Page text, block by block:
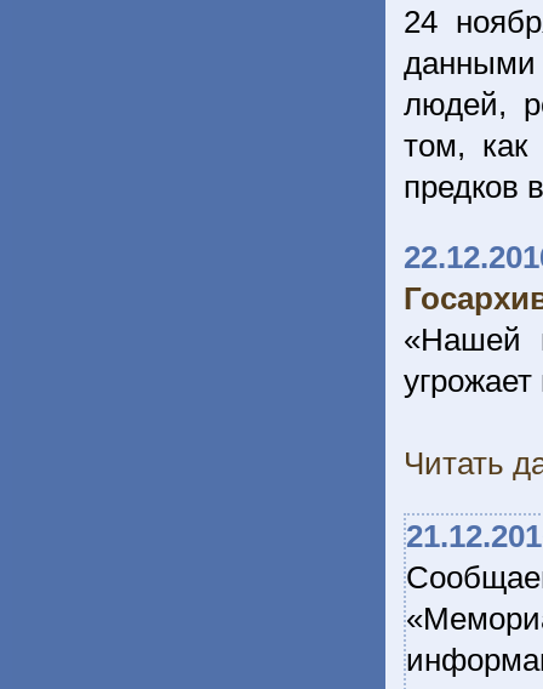
24
людей,
том, как
предков
«Нашей
Читать